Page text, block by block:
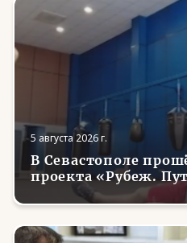
5 августа 2026 г.
В Севастополе
проекта «Рубеж.